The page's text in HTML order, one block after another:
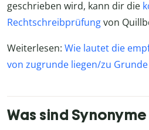
geschrieben wird, kann dir die
Rechtschreibprüfungvon
Weiterlesen: Wie lautet die
von zugrunde liegen/zu Grunde
Was sind